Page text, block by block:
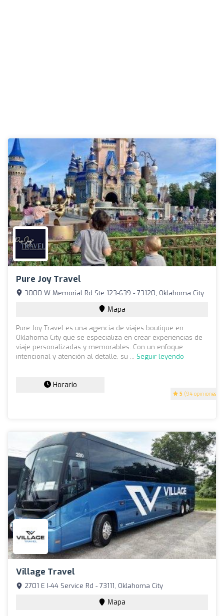
Pure Joy Travel
5 (94 opiniones)
3000 W Memorial Rd Ste 123-639 - 73120, Oklahoma City
Mapa
Pure Joy Travel es una agencia de viajes boutique en
Oklahoma City que se especializa en crear experiencias de
viaje personalizadas y memorables. Con un enfoque
intencional y atención al detalle, su ... Seguir leyendo
Horario
Village Travel
2701 E I-44 Service Rd - 73111, Oklahoma City
Mapa